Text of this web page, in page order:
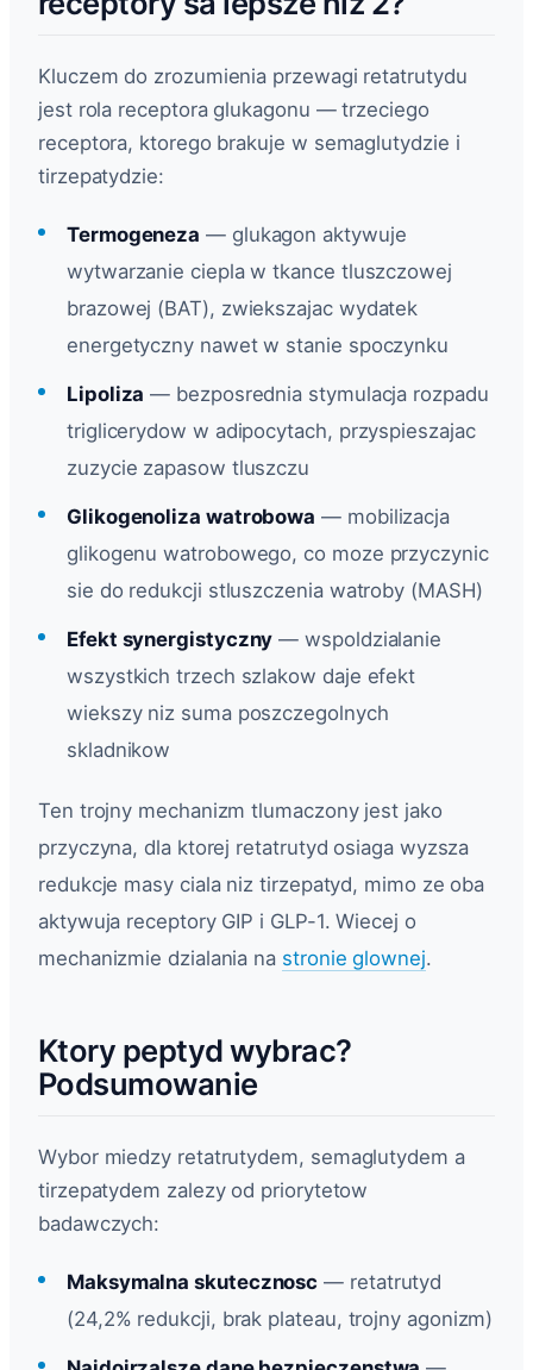
Kluczem do zrozumienia przewagi retatrutydu
jest rola receptora glukagonu — trzeciego
receptora, ktorego brakuje w semaglutydzie i
tirzepatydzie:
Termogeneza — glukagon aktywuje
wytwarzanie ciepla w tkance tluszczowej
brazowej (BAT), zwiekszajac wydatek
energetyczny nawet w stanie spoczynku
Lipoliza — bezposrednia stymulacja rozpadu
triglicerydow w adipocytach, przyspieszajac
zuzycie zapasow tluszczu
Glikogenoliza watrobowa — mobilizacja
glikogenu watrobowego, co moze przyczynic
sie do redukcji stluszczenia watroby (MASH)
Efekt synergistyczny — wspoldzialanie
wszystkich trzech szlakow daje efekt
wiekszy niz suma poszczegolnych
skladnikow
Ten trojny mechanizm tlumaczony jest jako
przyczyna, dla ktorej retatrutyd osiaga wyzsza
redukcje masy ciala niz tirzepatyd, mimo ze oba
aktywuja receptory GIP i GLP-1. Wiecej o
mechanizmie dzialania na stronie glownej.
Ktory peptyd wybrac?
Podsumowanie
Wybor miedzy retatrutydem, semaglutydem a
tirzepatydem zalezy od priorytetow
badawczych:
Maksymalna skutecznosc — retatrutyd
(24,2% redukcji, brak plateau, trojny agonizm)